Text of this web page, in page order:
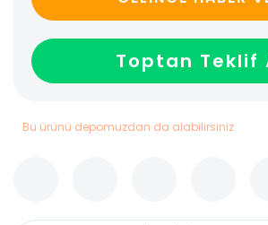
Toptan Teklif
Bu ürünü depomuzdan da alabilirsiniz